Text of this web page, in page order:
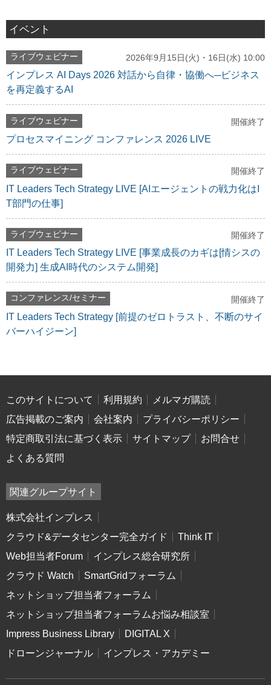
イベント
ライブウェビナー 2026年9月15日(火)・16日(水) 10:00
インプレス AI Days 2026 対話から自律・協働へ─ビジネス
を再定義するAI
ライブウェビナー 開催終了
プロセスマイニング コンファレンス 2026 LIVE
ライブウェビナー 開催終了
IT Leaders Tech Strategy LIVE [AIエージェントの戦力化はI
T部門の仕事]
ライブウェビナー 開催終了
IT Leaders Tech Strategy LIVE [事業成長のカギは[情シスの
開発力] 生成AI時代のシステム開発]
コンファレンス/セミナー 開催終了
IT Leaders Tech Strategy [前提のゼロトラスト、不断のサイ
バーハイジーン]
このサイトについて 利用規約
メルマガ購読
広告掲載のご案内
会社案内
プライバシーポリシー
特定商取引法に基づく表示
サイトマップ
お問合せ
よくある質問
関連グループサイト
株式会社インプレス
クラウド&データセンター完全ガイド
Think IT
Web担当者Forum
インプレス総合研究所
クラウド Watch
SmartGridフォーラム
ネットショップ担当者フォーラム
ネットショップ担当者フォーラムお悩み相談室
Impress Business Library
DIGITAL X
ドローンジャーナル
インプレス・アカデミー